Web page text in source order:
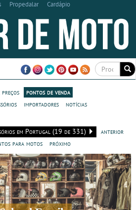
Propedalar Cardápio
pontos de venda
importadores
notícias
em Portugal (19 de 331)
anterior
para motos
próximo